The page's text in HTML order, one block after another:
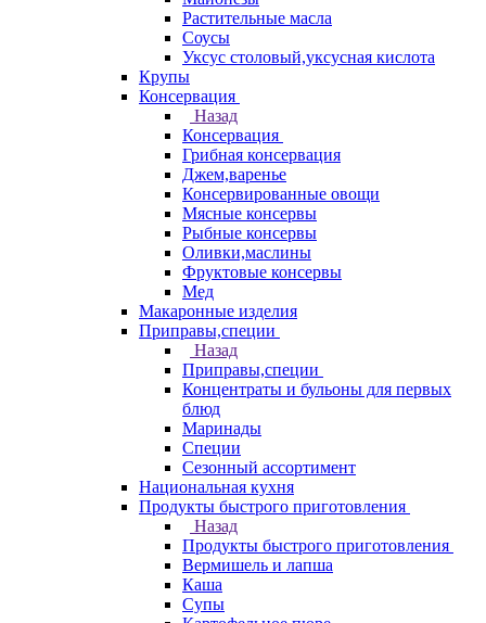
Растительные масла
Соусы
Уксус столовый,уксусная кислота
Крупы
Консервация
Назад
Консервация
Грибная консервация
Джем,варенье
Консервированные овощи
Мясные консервы
Рыбные консервы
Оливки,маслины
Фруктовые консервы
Мед
Макаронные изделия
Приправы,специи
Назад
Приправы,специи
Концентраты и бульоны для первых
блюд
Маринады
Специи
Сезонный ассортимент
Национальная кухня
Продукты быстрого приготовления
Назад
Продукты быстрого приготовления
Вермишель и лапша
Каша
Супы